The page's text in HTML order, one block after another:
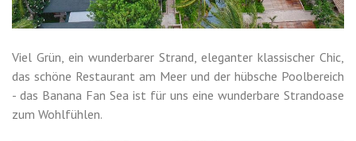
Viel Grün, ein wunderbarer Strand, eleganter klassischer Chic,
das schöne Restaurant am Meer und der hübsche Poolbereich
- das Banana Fan Sea ist für uns eine wunderbare Strandoase
zum Wohlfühlen.